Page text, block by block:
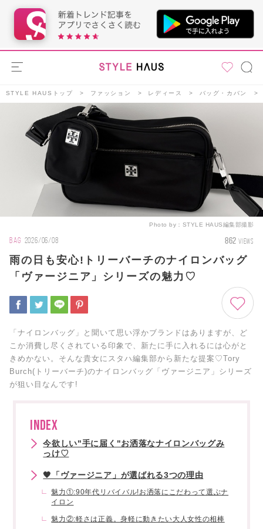
STYLE HAUSトップ ファッション レディース バッグ・カバン
Photo by： STYLE HAUS編集部撮影
BAG 2026/06/08 862 VIEWS
雨の日も安心!トリーバーチのナイロンバッグ
「ヴァージニア」シリーズの魅力♡
「ナイロンバッグ」と聞いて思い浮かブランドはありますが、ど
こか消費し尽くされている印象で、新たに手に入れるには心がと
きめかない。そんな貴女にスタハ編集部から新たな提案♡Tory
Burch(トリーバーチ)のナイロンバッグ「ヴァージニア」シリーズ
が狙い目なんです!
INDEX
今欲しい"手に届く"お洒落なナイロンバッグみ
っけ♡
🖤「ヴァージニア」が選ばれる3つの理由
魅力①:90年代リバイバル!お洒落にこだわって選ぶナ
イロン
魅力②:軽さは正義。身軽に動きたい大人女性の相棒